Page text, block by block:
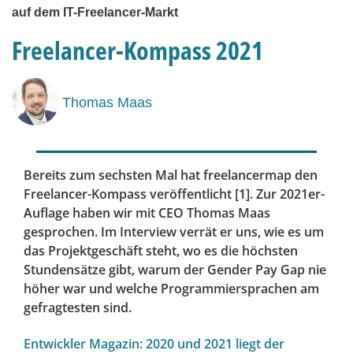
auf dem IT-Freelancer-Markt
Freelancer-Kompass 2021
Thomas Maas
Bereits zum sechsten Mal hat freelancermap den
Freelancer-Kompass veröffentlicht [1]. Zur 2021er-
Auflage haben wir mit CEO Thomas Maas
gesprochen. Im Interview verrät er uns, wie es um
das Projektgeschäft steht, wo es die höchsten
Stundensätze gibt, warum der Gender Pay Gap nie
höher war und welche Programmiersprachen am
gefragtesten sind.
Entwickler Magazin: 2020 und 2021 liegt der